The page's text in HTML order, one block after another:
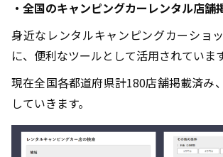
・全国のキャンピングカーレンタル店舗
身近なレンタルキャンピングカーショ
に、便利なツールとして活用されています
現在全国各都道府県計180店舗掲載済み
していきます。